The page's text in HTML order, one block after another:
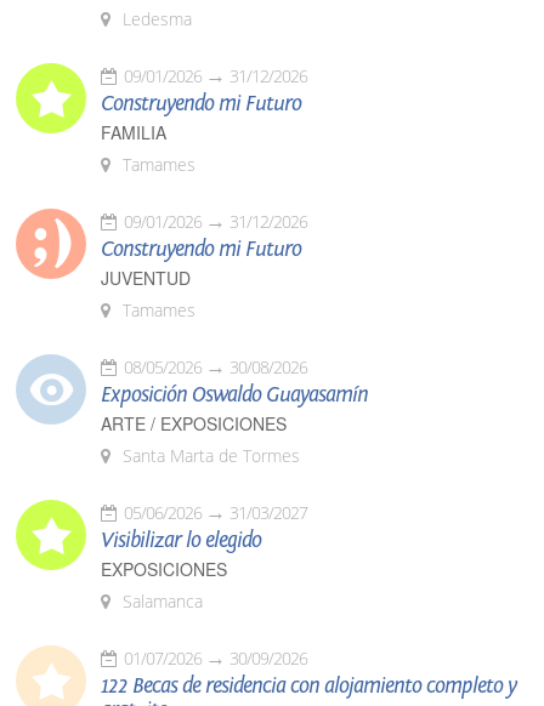
Ledesma
09/01/2026 31/12/2026
Construyendo mi Futuro
FAMILIA
Tamames
09/01/2026 31/12/2026
Construyendo mi Futuro
JUVENTUD
Tamames
08/05/2026 30/08/2026
Exposición Oswaldo Guayasamín
ARTE / EXPOSICIONES
Santa Marta de Tormes
05/06/2026 31/03/2027
Visibilizar lo elegido
EXPOSICIONES
Salamanca
01/07/2026 30/09/2026
122 Becas de residencia con alojamiento completo y